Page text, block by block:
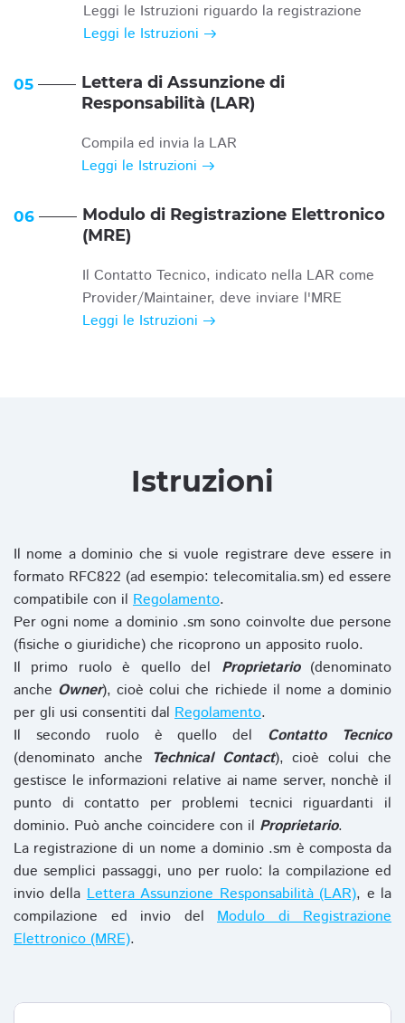
Leggi le Istruzioni riguardo la registrazione
Leggi le Istruzioni
05
Lettera di Assunzione di
Responsabilità (LAR)
Compila ed invia la LAR
Leggi le Istruzioni
06
Modulo di Registrazione Elettronico
(MRE)
Il Contatto Tecnico, indicato nella LAR come
Provider/Maintainer, deve inviare l'MRE
Leggi le Istruzioni
Istruzioni
Il nome a dominio che si vuole registrare deve essere in
formato RFC822 (ad esempio: telecomitalia.sm) ed essere
compatibile con il Regolamento.
Per ogni nome a dominio .sm sono coinvolte due persone
(fisiche o giuridiche) che ricoprono un apposito ruolo.
Il primo ruolo è quello del Proprietario(denominato
anche Owner), cioè colui che richiede il nome a dominio
per gli usi consentiti dal Regolamento.
Il secondo ruolo è quello del Contatto Tecnico
(denominato anche Technical Contact), cioè colui che
gestisce le informazioni relative ai name server, nonchè il
punto di contatto per problemi tecnici riguardanti il
dominio. Può anche coincidere con il Proprietario.
La registrazione di un nome a dominio .sm è composta da
due semplici passaggi, uno per ruolo: la compilazione ed
invio dellaLettera Assunzione Responsabilità (LAR), e la
compilazione ed invio del Modulo di Registrazione
Elettronico (MRE).